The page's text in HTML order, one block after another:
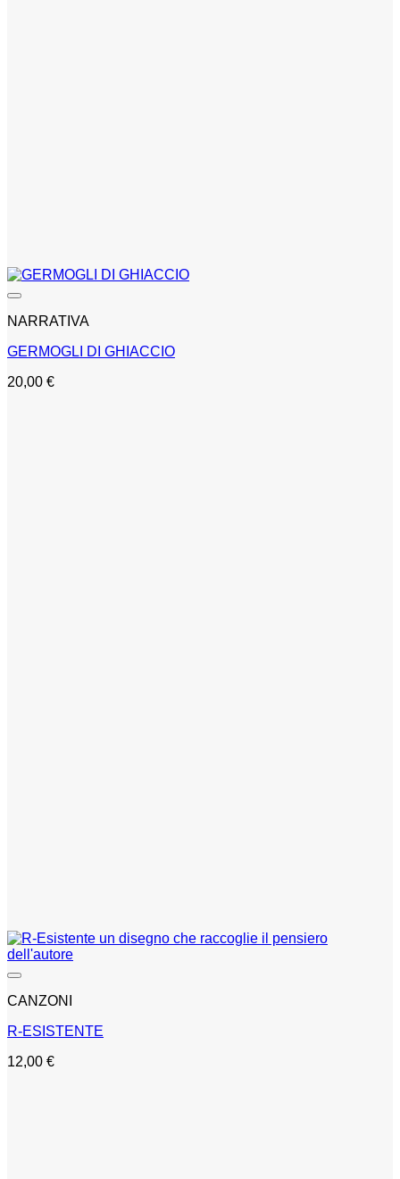
NARRATIVA
GERMOGLI DI GHIACCIO
20,00 €
CANZONI
R-ESISTENTE
12,00 €